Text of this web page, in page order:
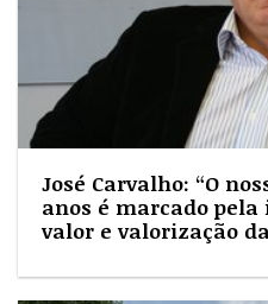
José Carvalho: “O
anos é marcado pela
valor e valorização